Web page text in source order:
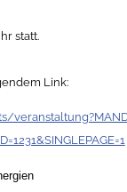
statt.
Link: